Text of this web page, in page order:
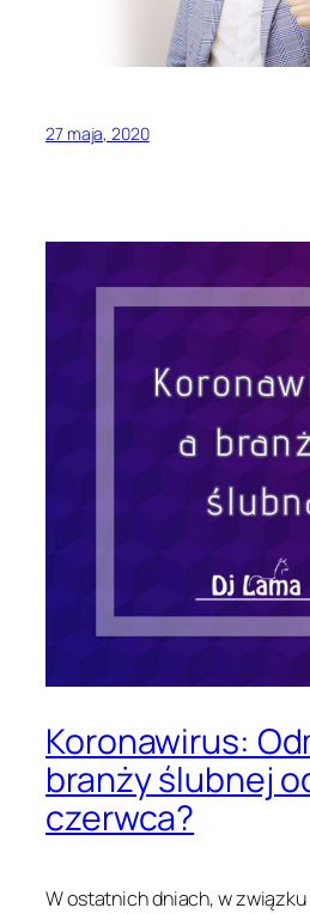
27 maja, 2020
Koronawirus:
branży ślubnej
czerwca?
W ostatnich dniach, w